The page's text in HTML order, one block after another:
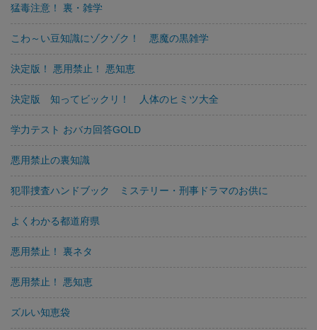
猛毒注意！ 裏・雑学
こわ～い豆知識にゾクゾク！ 悪魔の黒雑学
決定版！ 悪用禁止！ 悪知恵
決定版 知ってビックリ！ 人体のヒミツ大全
学力テスト おバカ回答GOLD
悪用禁止の裏知識
犯罪捜査ハンドブック ミステリー・刑事ドラマのお供に
よくわかる都道府県
悪用禁止！ 裏ネタ
悪用禁止！ 悪知恵
ズルい知恵袋